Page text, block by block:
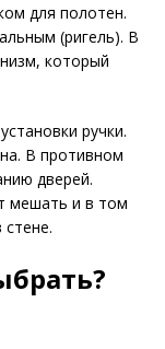
для полотен.
(ригель). В
который
ручки.
В противном
дверей.
мешать и в том